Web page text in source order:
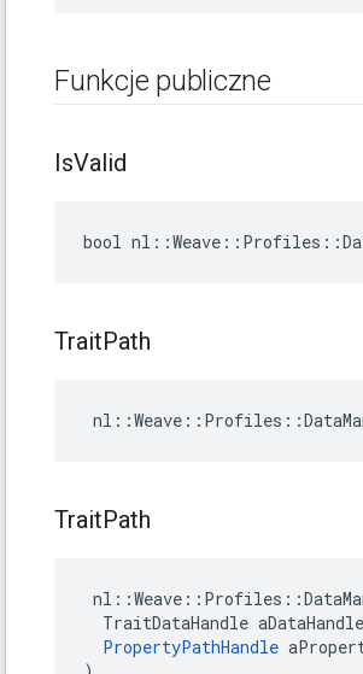
Funkcje publiczne
IsValid
bool
TraitPath
TraitPath
TraitDataHandle
PropertyPathHandle